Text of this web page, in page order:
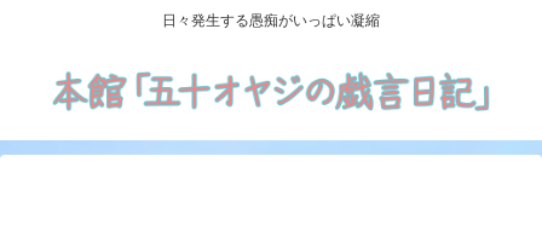
日々発生する愚痴がいっぱい凝縮